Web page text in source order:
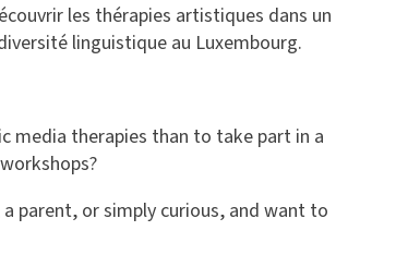
les thérapies artistiques dans un
linguistique au Luxembourg.
therapies than to take part in a
parent, or simply curious, and want to